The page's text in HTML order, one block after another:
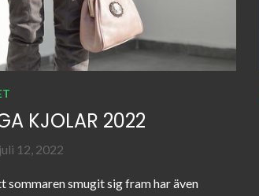
KJOLAR 2022
Posted
juli 12, 2022
sommaren smugit sig fram har även